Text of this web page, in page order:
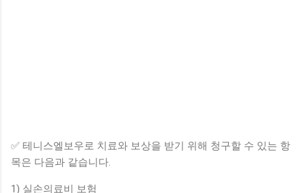
✅ 테니스엘보우로 치료와 보상을 받기 위해 청구할 수 있는 항
목은 다음과 같습니다.
1) 실손의료비 보험